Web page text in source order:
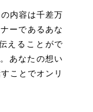
内容は千差万
ーであるあな
えることがで
あなたの想い
ことでオンリ